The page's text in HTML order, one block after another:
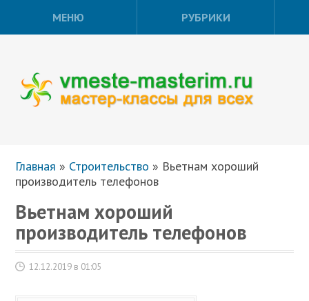
МЕНЮ РУБРИКИ
Главная » Строительство » Вьетнам хороший
производитель телефонов
Вьетнам хороший
производитель телефонов
12.12.2019 в 01:05